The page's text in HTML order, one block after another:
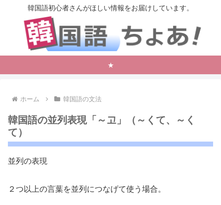
韓国語初心者さんがほしい情報をお届けしています。
★
ホーム 韓国語の文法
韓国語の並列表現「～고」（～くて、～く
て）
並列の表現
２つ以上の言葉を並列につなげて使う場合。